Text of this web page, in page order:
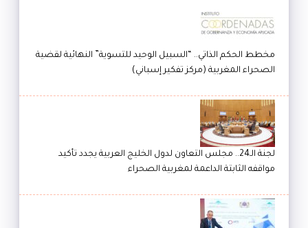
مخطط الحكم الذاتي.. “السبيل الوحيد للتسوية” النهائية لقضية
الصحراء المغربية (مركز تفكير إسباني)
لجنة الـ24.. مجلس التعاون لدول الخليج العربية يجدد تأكيد
مواقفه الثابتة الداعمة لمغربية الصحراء